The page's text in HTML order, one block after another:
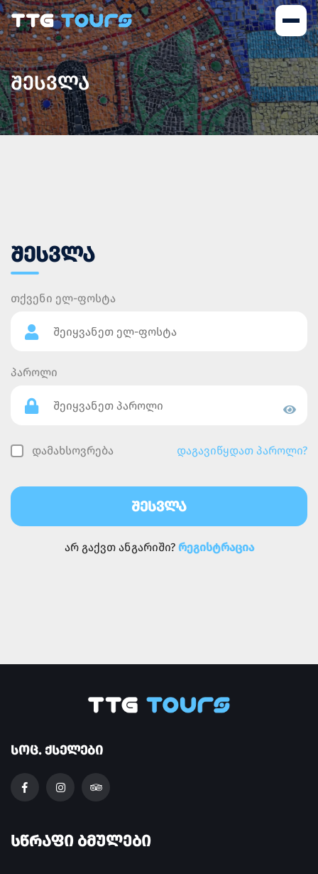
ᲨᲔᲡᲕᲚᲐ
ᲨᲔᲡᲕᲚᲐ
თქვენი ელ-ფოსტა
პაროლი
დამახსოვრება დაგავიწყდათ პაროლი?
ᲨᲔᲡᲕᲚᲐ
არ გაქვთ ანგარიში? რეგისტრაცია
ᲡᲝᲪ. ᲥᲡᲔᲚᲔᲑᲘ
ᲡᲬᲠᲐᲤᲘ ᲑᲛᲣᲚᲔᲑᲘ